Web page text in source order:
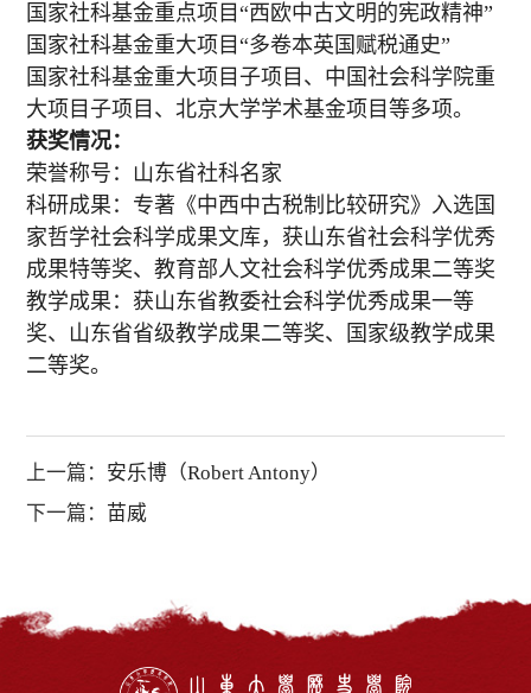
国家社科基金重点项目“西欧中古文明的宪政精神”
国家社科基金重大项目“多卷本英国赋税通史”
国家社科基金重大项目子项目、中国社会科学院重
大项目子项目、北京大学学术基金项目等多项。
获奖情况：
荣誉称号：山东省社科名家
科研成果：专著《中西中古税制比较研究》入选国
家哲学社会科学成果文库，获山东省社会科学优秀
成果特等奖、教育部人文社会科学优秀成果二等奖
教学成果：获山东省教委社会科学优秀成果一等
奖、山东省省级教学成果二等奖、国家级教学成果
二等奖。
上一篇： 安乐博（Robert Antony）
下一篇： 苗威